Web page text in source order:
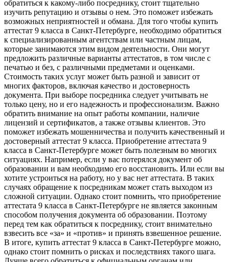
обратиться к какому-либо посреднику, стоит тщательно
изучить репутацию и отзывы о нем. Это поможет избежать
возможных неприятностей и обмана. Для того чтобы купить
аттестат 9 класса в Санкт-Петербурге, необходимо обратиться
к специализированным агентствам или частным лицам,
которые занимаются этим видом деятельности. Они могут
предложить различные варианты аттестатов, в том числе с
печатью и без, с различными предметами и оценками.
Стоимость таких услуг может быть разной и зависит от
многих факторов, включая качество и достоверность
документа. При выборе посредника следует учитывать не
только цену, но и его надежность и профессионализм. Важно
обратить внимание на опыт работы компании, наличие
лицензий и сертификатов, а также отзывы клиентов. Это
поможет избежать мошенничества и получить качественный и
достоверный аттестат 9 класса. Приобретение аттестата 9
класса в Санкт-Петербурге может быть полезным во многих
ситуациях. Например, если у вас потерялся документ об
образовании и вам необходимо его восстановить. Или если вы
хотите устроиться на работу, но у вас нет аттестата. В таких
случаях обращение к посредникам может стать выходом из
сложной ситуации. Однако стоит помнить, что приобретение
аттестата 9 класса в Санкт-Петербурге не является законным
способом получения документа об образовании. Поэтому
перед тем как обратиться к посреднику, стоит внимательно
взвесить все «за» и «против» и принять взвешенное решение.
В итоге, купить аттестат 9 класса в Санкт-Петербурге можно,
однако стоит помнить о рисках и последствиях такого шага.